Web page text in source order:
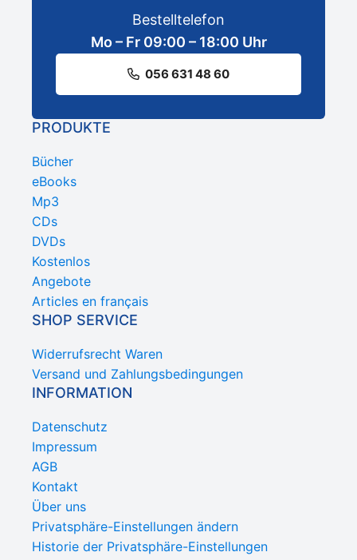
Bestelltelefon
Mo – Fr 09:00 – 18:00 Uhr
056 631 48 60
PRODUKTE
Bücher
eBooks
Mp3
CDs
DVDs
Kostenlos
Angebote
Articles en français
SHOP SERVICE
Widerrufsrecht Waren
Versand und Zahlungsbedingungen
INFORMATION
Datenschutz
Impressum
AGB
Kontakt
Über uns
Privatsphäre-Einstellungen ändern
Historie der Privatsphäre-Einstellungen